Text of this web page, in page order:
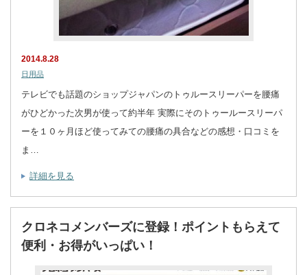
2014.8.28
日用品
テレビでも話題のショップジャパンのトゥルースリーパーを腰痛
がひどかった次男が使って約半年 実際にそのトゥールースリーパ
ーを１０ヶ月ほど使ってみての腰痛の具合などの感想・口コミを
ま…
詳細を見る
クロネコメンバーズに登録！ポイントもらえて
便利・お得がいっぱい！